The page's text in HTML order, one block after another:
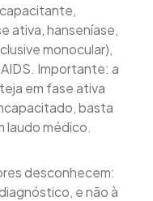
ativa, hanseníase,
monocular),
Importante: a
em fase ativa
basta
laudo médico.
desconhecem:
e não à